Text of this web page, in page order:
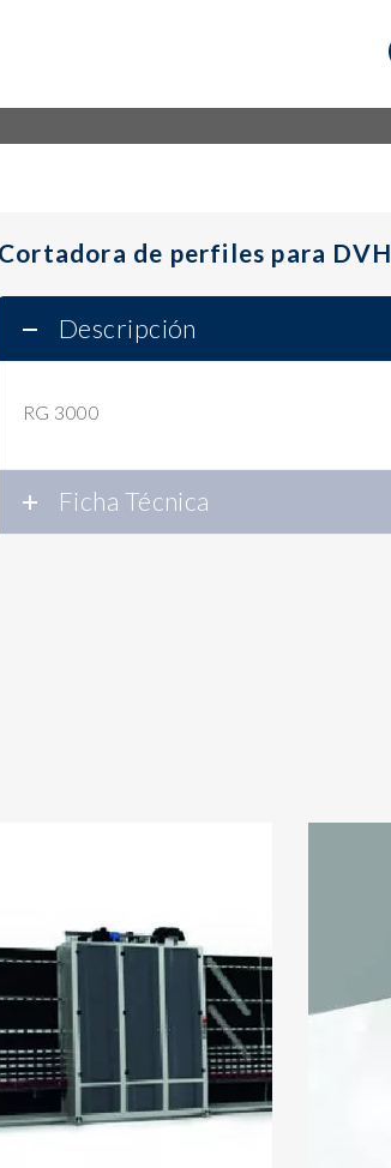
Cortadora de perfiles para DVH
Descripción
RG 3000
Ficha Técnica